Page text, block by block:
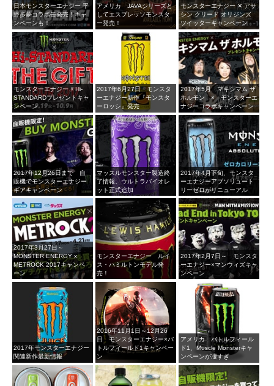
日本モンスターエナジー 平
野歩夢コラボ缶発売！キャ
ンペーンも！
アメリカ JAVAシリーズと
してエスプレッソモンスタ
ー発売！
モンスターエナジー ✕ アサ
シン クリード オリジンズ
ツイッターキャンペーン
モンスターエナジー ☓ Hi-
STANDARDプレゼントキャ
ンペーン
2017年6月27日 モンスタ
ーエナジー新作『モンスタ
ーロッシ』発売
2017年5月 マキシマム ザ
ホルモン × モンスターエ
ナジーコラボキャンペーン
2017年12月26日まで 自
販機でモンスターエナジー
ギアキャンペーン
マッスルモンスター製造終
了情報、ウルトラバイオレ
ット正式追加
2017年4月下旬、モンスタ
ーエナジーアブソリュート
リーゼロがリニューアル
2017年3月27日～
MONSTER ENERGY x
METROCK 2017キャンペ
ーン
モンスターエナジー ルイ
ス・ハミルトンモデル発
売！
2017年2月7日～ モンスタ
ーエナジー×マンウィズキャ
ンペーン
2017年モンスターエナジー
関連新作最新情報
2016年11月1日～12月26
日 モンスターエナジー×バ
トルフィールド1キャンペー
ン
アメリカ バトルフィール
ド1、Muscle Monsterキャ
ンペーンが凄すぎ